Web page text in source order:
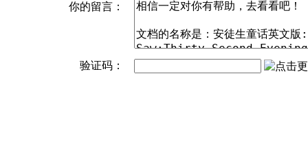
你的留言：
验证码：